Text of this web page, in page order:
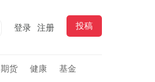
投稿
注册
登录
期货 健康
基金